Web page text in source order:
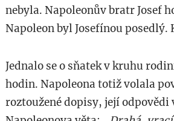
nebyla. Napoleonův bratr Josef
Napoleon byl Josefínou posedlý.
Jednalo se o sňatek v kruhu
hodin. Napoleona totiž volala
roztoužené dopisy, její odpovědi